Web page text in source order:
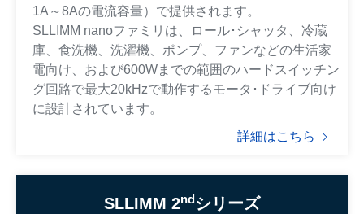
1A～8Aの電流容量）で提供されます。
SLLIMM nanoファミリは、ロール･シャッタ、冷蔵
庫、食洗機、洗濯機、ポンプ、ファンなどの生活家
電向け、および600Wまでの範囲のハードスイッチン
グ回路で最大20kHzで動作するモータ･ドライブ向け
に設計されています。
詳細はこちら
SLLIMM 2ndシリーズ